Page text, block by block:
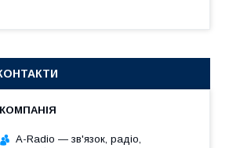
A-Radio — зв'язок, радіо,